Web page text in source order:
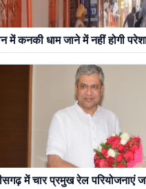
में कनकी धाम जाने में नहीं होगी
में चार प्रमुख रेल परियोजनाएं